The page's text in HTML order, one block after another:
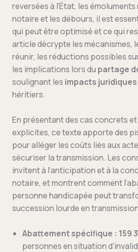
reversées à l’État, les
notaire et les débours, il est
qui peut être optimisé et ce qui
article décrypte les mécanismes,
réunir, les réductions possibles
les implications lors du partage
soulignant les impacts juridiques
héritiers.
En présentant des cas concrets
explicites, ce texte apporte des
pour alléger les coûts liés aux
sécuriser la transmission. Les
invitent à l’anticipation et à la
notaire, et montrent comment
personne handicapée peut
succession lourde en
Abattement spécifique : 159
personnes en situation